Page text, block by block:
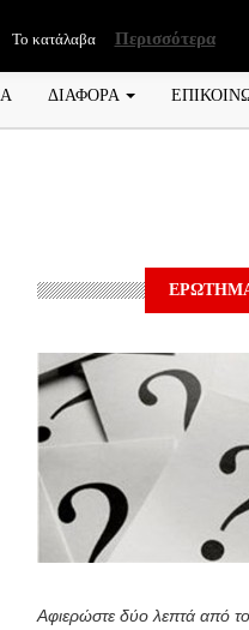
ΔΙΑΦΟΡΑ
Αφιερώστε δύο λεπτά από
Το κατάλαβα Περισσότερα